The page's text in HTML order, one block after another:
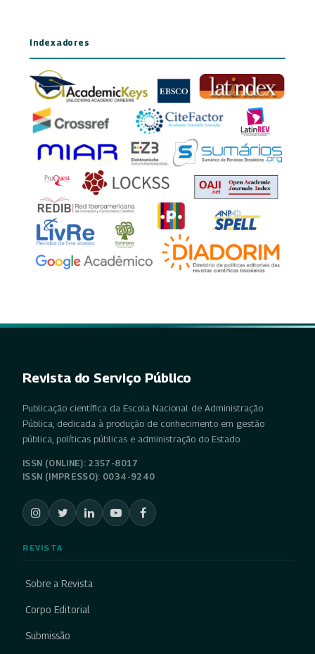
Indexadores
Revista do Serviço Público
Publicação científica da Escola Nacional de Administração
Pública, dedicada à produção de conhecimento em gestão
pública, políticas públicas e administração do Estado.
ISSN (ONLINE): 2357-8017
ISSN (IMPRESSO): 0034-9240
REVISTA
Sobre a Revista
Corpo Editorial
Submissão